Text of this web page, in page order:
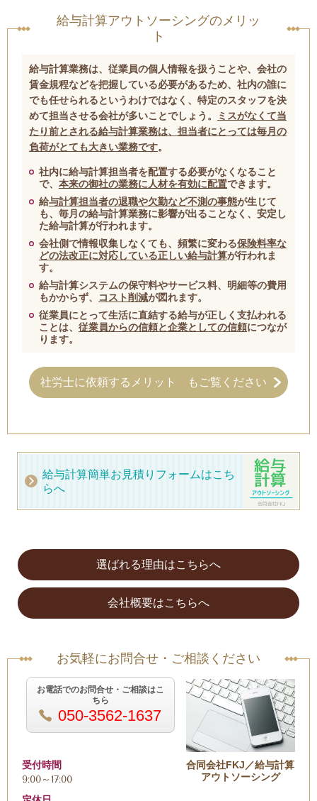
給与計算アウトソーシングのメリッ
ト
給与計算業務は、従業員の個人情報を扱うことや、会社の
賃金規程などを把握している必要があるため、社内の誰に
でも任せられるというわけではなく、特定のスタッフを決
めて担当させる会社が多いことでしょう。
ミスがなくて当
たり前とされる給与計算業務は、担当者にとっては毎月の
負荷がとても大きい業務です。
社内に給与計算担当者を配置する必要がなくなること
で、 本来の御社の業務に人材を有効に配置できます。
給与計算担当者の退職や欠勤など不測の事態が生じて
も、毎月の給与計算業務に影響が出ることなく、安定し
た給与計算が行われます。
会社側で情報収集しなくても、頻繁に変わる保険料率な
どの法改正に対応している正しい給与計算が行われま
す。
給与計算システムの保守料やサービス料、明細等の費用
もかからず、
コスト削減が図れます。
従業員にとって生活に直結する給与が正しく支払われる
ことは、 従業員からの信頼と企業としての信頼につなが
ります。
社労士に依頼するメリット もご覧ください
給与計算簡単お見積りフォームはこち
らへ
選ばれる理由はこちらへ
会社概要はこちらへ
お気軽にお問合せ・ご相談ください
合同会社FKJ／給与計算
アウトソーシング
お電話でのお問合せ・ご相談はこ
ちら
050-3562-1637
受付時間
9:00～17:00